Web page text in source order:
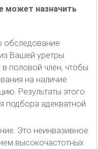
может назначить
обследование
Вашей уретры.
половой член, чтобы
на наличие
Результаты этого
подбора адекватной
Это неинвазивное
высокочастотных